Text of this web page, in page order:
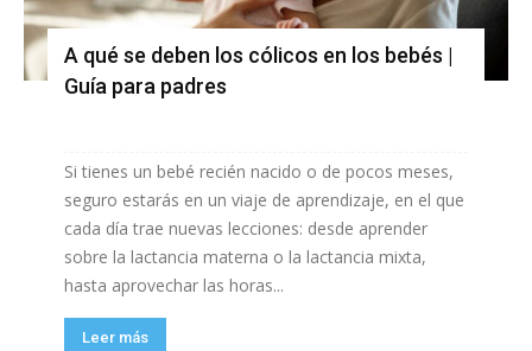
A qué se deben los cólicos en los bebés |
Guía para padres
Si tienes un bebé recién nacido o de pocos meses,
seguro estarás en un viaje de aprendizaje, en el que
cada día trae nuevas lecciones: desde aprender
sobre la lactancia materna o la lactancia mixta,
hasta aprovechar las horas...
Leer más